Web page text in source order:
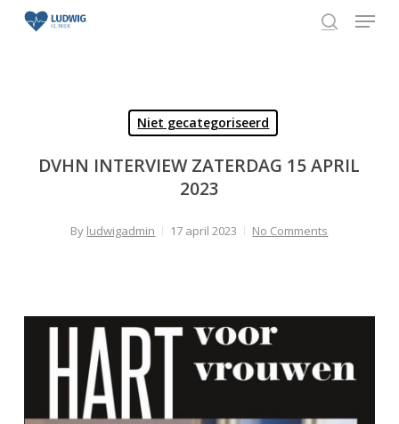
Skip
Menu
Niet gecategoriseerd
DVHN INTERVIEW ZATERDAG 15 APRIL
2023
By ludwigadmin 17 april 2023 No Comments